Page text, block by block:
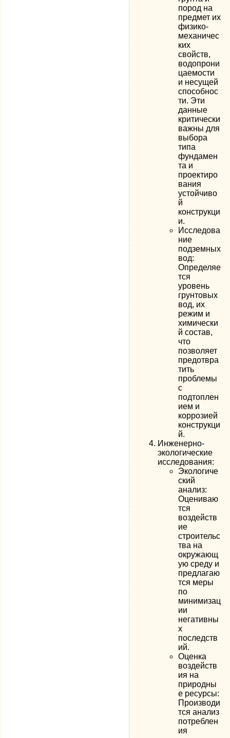
пород на
предмет их
физико-
механичес
ких
свойств,
водопрони
цаемости
и несущей
способнос
ти. Эти
данные
критически
важны для
выбора
типа
фундамен
та и
проектиро
вания
устойчиво
й
конструкци
и.
Исследова
ние
подземных
вод:
Определяе
тся
уровень
грунтовых
вод, их
режим и
химически
й состав,
что
позволяет
предотвра
тить
проблемы
с
подтоплен
ием и
коррозией
конструкци
й.
Инженерно-
экологические
исследования:
Экологиче
ский
анализ:
Оцениваю
тся
воздейств
ие
строительс
тва на
окружающ
ую среду и
предлагаю
тся меры
по
минимизац
ии
негативны
х
последств
ий.
Оценка
воздейств
ия на
природны
е ресурсы:
Производи
тся анализ
потреблен
ия